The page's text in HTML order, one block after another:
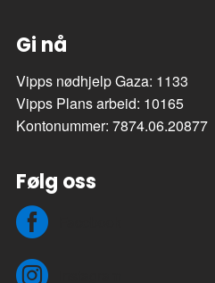
Gi nå
Vipps nødhjelp Gaza: 1133
Vipps Plans arbeid: 10165
Kontonummer: 7874.06.20877
Følg oss